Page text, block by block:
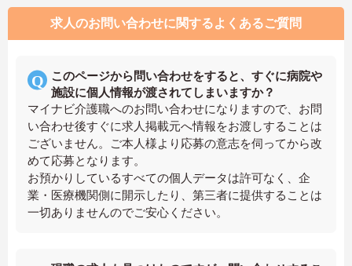
求人のお問い合わせに関するよくあるご質問
このページから問い合わせをすると、すぐに病院や
施設に個人情報が渡されてしまいますか？
マイナビ介護職へのお問い合わせになりますので、お問
い合わせ後すぐに求人掲載元へ情報をお渡しすることは
ございません。ご本人様より応募の意志を伺ってから改
めて応募となります。
お預かりしているすべての個人データは許可なく、企
業・医療機関側に開示したり、第三者に提供することは
一切ありませんのでご安心ください。